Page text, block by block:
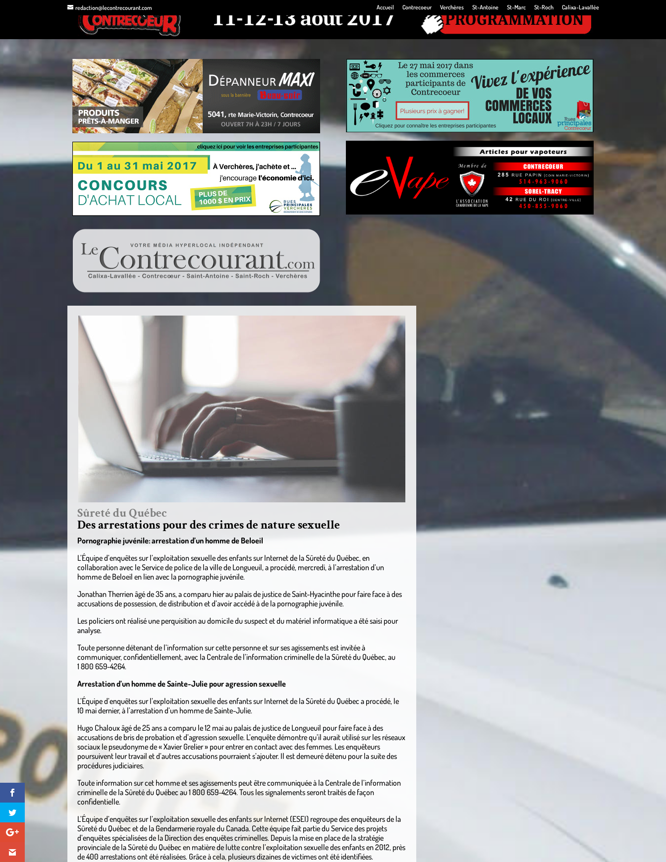
redaction@lecontrecourant.com Accueil Contrecoeur Verchères St-Antoine St-Marc St-Roch Calixa-Lavallée
Sûreté du Québec
Des arrestations pour des crimes de nature sexuelle
Pornographie juvénile: arrestation d’un homme de Beloeil
L’Équipe d’enquêtes sur l’exploitation sexuelle des enfants sur Internet de la Sûreté du Québec, en
collaboration avec le Service de police de la ville de Longueuil, a procédé, mercredi, à l’arrestation d’un
homme de Beloeil en lien avec la pornographie juvénile.
Jonathan Therrien âgé de 35 ans, a comparu hier au palais de justice de Saint-Hyacinthe pour faire face à des
accusations de possession, de distribution et d’avoir accédé à de la pornographie juvénile.
Les policiers ont réalisé une perquisition au domicile du suspect et du matériel informatique a été saisi pour
analyse.
Toute personne détenant de l’information sur cette personne et sur ses agissements est invitée à
communiquer, confidentiellement, avec la Centrale de l’information criminelle de la Sûreté du Québec, au
1 800 659-4264.
Arrestation d’un homme de Sainte-Julie pour agression sexuelle
L’Équipe d’enquêtes sur l’exploitation sexuelle des enfants sur Internet de la Sûreté du Québec a procédé, le
10 mai dernier, à l’arrestation d’un homme de Sainte-Julie.
Hugo Chaloux âgé de 25 ans a comparu le 12 mai au palais de justice de Longueuil pour faire face à des
accusations de bris de probation et d’agression sexuelle. L’enquête démontre qu’il aurait utilisé sur les réseaux
sociaux le pseudonyme de « Xavier Grelier » pour entrer en contact avec des femmes. Les enquêteurs
poursuivent leur travail et d’autres accusations pourraient s’ajouter. Il est demeuré détenu pour la suite des
procédures judiciaires.
Toute information sur cet homme et ses agissements peut être communiquée à la Centrale de l’information
criminelle de la Sûreté du Québec au 1 800 659-4264. Tous les signalements seront traités de façon
confidentielle.
L’Équipe d’enquêtes sur l’exploitation sexuelle des enfants sur Internet (ESEI) regroupe des enquêteurs de la
Sûreté du Québec et de la Gendarmerie royale du Canada. Cette équipe fait partie du Service des projets
d’enquêtes spécialisées de la Direction des enquêtes criminelles. Depuis la mise en place de la stratégie
provinciale de la Sûreté du Québec en matière de lutte contre l’exploitation sexuelle des enfants en 2012, près
de 400 arrestations ont été réalisées. Grâce à cela, plusieurs dizaines de victimes ont été identifiées.